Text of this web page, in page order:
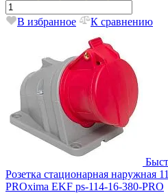
В избранное К сравнению
Розетка стационарная наружная
PROxima EKF ps-114-16-380-PRO